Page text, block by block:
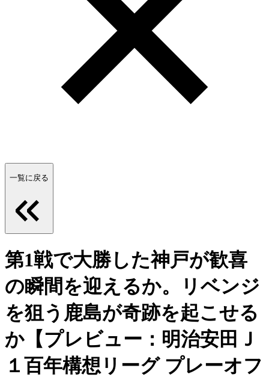
一覧に戻る
第1戦で大勝した神戸が歓喜
の瞬間を迎えるか。リベンジ
を狙う鹿島が奇跡を起こせる
か【プレビュー：明治安田Ｊ
１百年構想リーグ プレーオフ